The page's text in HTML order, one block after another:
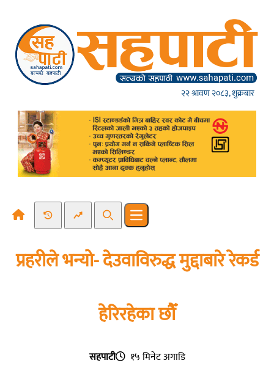
२२ श्रावण २०८३, शुक्रबार
Recent NewsTrending News
SearchOpen main menu
प्रहरीले भन्यो- देउवाविरुद्ध मुद्दाबारे रेकर्ड
हेरिरहेका छौँ
सहपाटी १५ मिनेट अगाडि